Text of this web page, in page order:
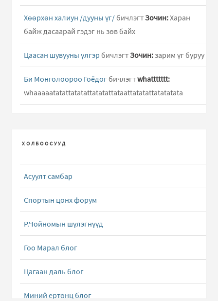
Хөөрхөн халиун /дууны үг/ бичлэгтЗочин:Харан
байж дасаарай гэдэг нь зөв байх
Цаасан шувууны үлгэр бичлэгтЗочин: зарим үг буруу
Би Монголоороо Гоёдог бичлэгтwhattttttt:
whaaaaatatattatatattatatattataattatatattatatatata
duuny ug ni dutuu ym
Чимэддорж (зочин):Нэгэн цагт нохой Намдагийн хүү
Төмөрхуяг шиг сайхан залуу ч ховор юм шиг түүн..
Даалууны гуншинбичлэгт
barimaar bolj baih
Даалууны гуншин
ХОЛБООСУУД
Асуулт самбар
Спортын цонх форум
Р.Чойномын шүлэгнүүд
Гоо Марал блог
Цагаан даль блог
Миний ертөнц блог